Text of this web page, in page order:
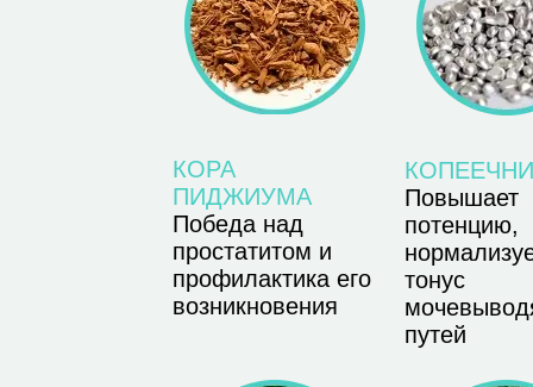
КОРА
ПИДЖИУМА
Победа над
простатитом и
профилактика его
возникновения
Повышает
потенцию,
тонус
путей